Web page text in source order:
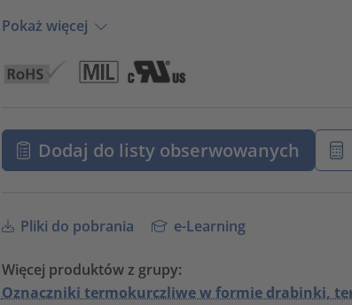
Pokaż więcej
Dodaj do listy obserwowanych
Pliki do pobrania e-Learning
Więcej produktów z grupy:
Oznaczniki termokurczliwe w formie drabinki,